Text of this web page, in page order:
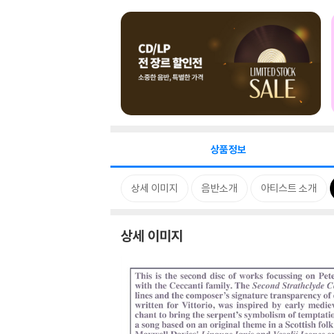
상품정보
상세 이미지 음반소개 아티스트 소개
상세 이미지